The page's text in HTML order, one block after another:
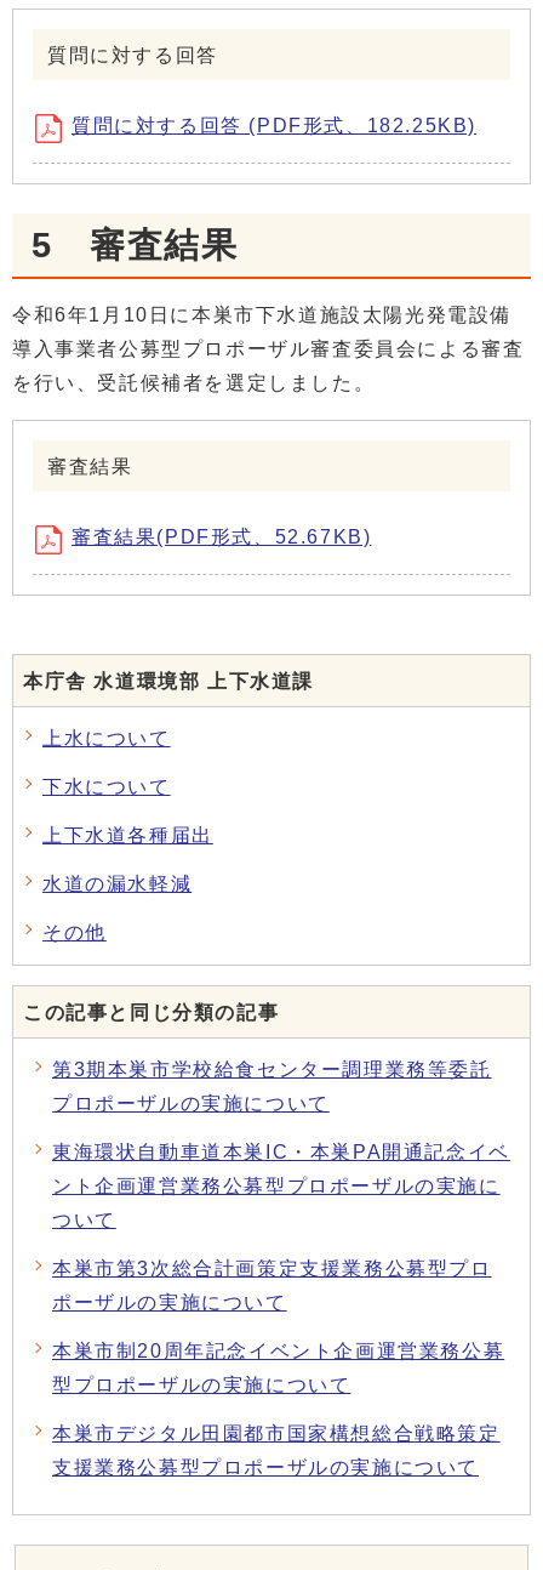
質問に対する回答
質問に対する回答 (PDF形式、182.25KB)
5 審査結果
令和6年1月10日に本巣市下水道施設太陽光発電設備
導入事業者公募型プロポーザル審査委員会による審査
を行い、受託候補者を選定しました。
審査結果
審査結果(PDF形式、52.67KB)
本庁舎 水道環境部 上下水道課
上水について
下水について
上下水道各種届出
水道の漏水軽減
その他
この記事と同じ分類の記事
第3期本巣市学校給食センター調理業務等委託
プロポーザルの実施について
東海環状自動車道本巣IC・本巣PA開通記念イベ
ント企画運営業務公募型プロポーザルの実施に
ついて
本巣市第3次総合計画策定支援業務公募型プロ
ポーザルの実施について
本巣市制20周年記念イベント企画運営業務公募
型プロポーザルの実施について
本巣市デジタル田園都市国家構想総合戦略策定
支援業務公募型プロポーザルの実施について